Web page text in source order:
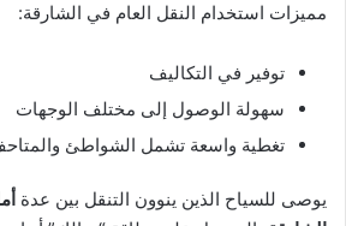
مميزات استخدام النقل العام في الشارقة:
توفير في التكاليف
سهولة الوصول إلى مختلف الوجهات
تغطية واسعة تشمل الشواطئ
يوصى للسياح الذين ينوون التنقل بين عدة